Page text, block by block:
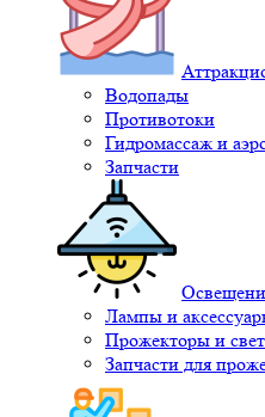
Водопады
Противотоки
Гидромассаж и
Запчасти
Лампы и
Прожекторы и
Запчасти для